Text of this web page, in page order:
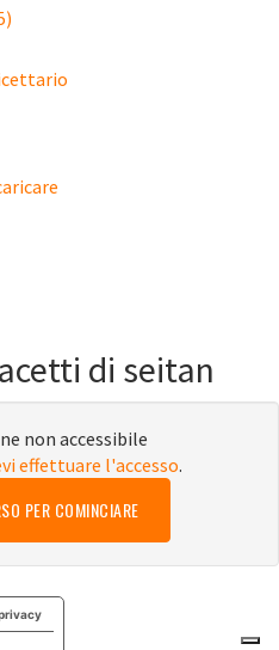
di seitan
non accessibile
effettuare l'accesso.
PER COMINCIARE